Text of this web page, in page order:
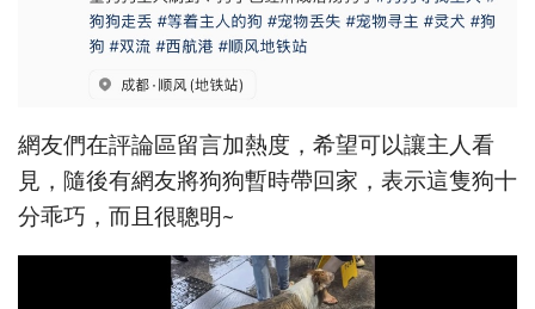
網友們在評論區留言加熱度，希望可以讓主人看
見，隨後有網友將狗狗暫時帶回家，表示這隻狗十
分乖巧，而且很聰明~